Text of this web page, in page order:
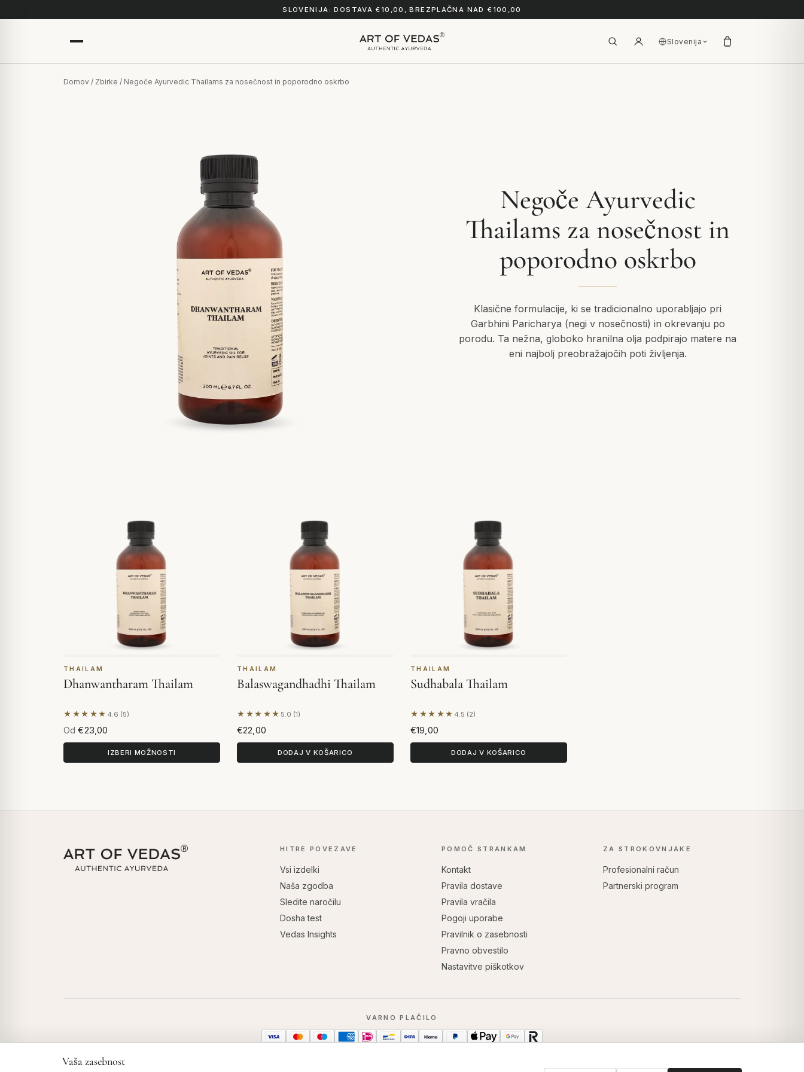
SLOVENIJA: DOSTAVA €10,00, BREZPLAČNA NAD €100,00
Slovenija
Domov / Zbirke / Negoče Ayurvedic Thailams za nosečnost in poporodno oskrbo
Negoče Ayurvedic
Thailams za nosečnost in
poporodno oskrbo
Klasične formulacije, ki se tradicionalno uporabljajo pri
Garbhini Paricharya (negi v nosečnosti) in okrevanju po
porodu. Ta nežna, globoko hranilna olja podpirajo matere na
eni najbolj preobražajočih poti življenja.
THAILAM
Dhanwantharam Thailam
★★★★★ 4.6 (5)
Na podlagi 5 mnenj
Od €23,00
IZBERI MOŽNOSTI
THAILAM
Balaswagandhadhi Thailam
★★★★★ 5.0 (1)
Na podlagi 1 mnenja
€22,00
DODAJ V KOŠARICO
THAILAM
Sudhabala Thailam
★★★★★ 4.5 (2)
Na podlagi 2 mnenj
€19,00
DODAJ V KOŠARICO
HITRE POVEZAVE
Vsi izdelki
Naša zgodba
Sledite naročilu
Dosha test
Vedas Insights
POMOČ STRANKAM
Kontakt
Pravila dostave
Pravila vračila
Pogoji uporabe
Pravilnik o zasebnosti
Pravno obvestilo
Nastavitve piškotkov
ZA STROKOVNJAKE
Profesionalni račun
Partnerski program
VARNO PLAČILO
Vaša zasebnost